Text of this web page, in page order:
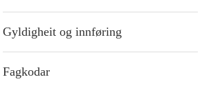
Gyldigheit og innføring
Fagkodar